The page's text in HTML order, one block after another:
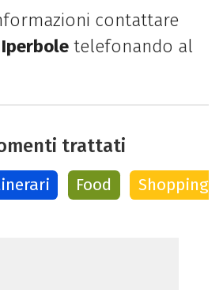
contattare
telefonando al
trattati
Food Shopping